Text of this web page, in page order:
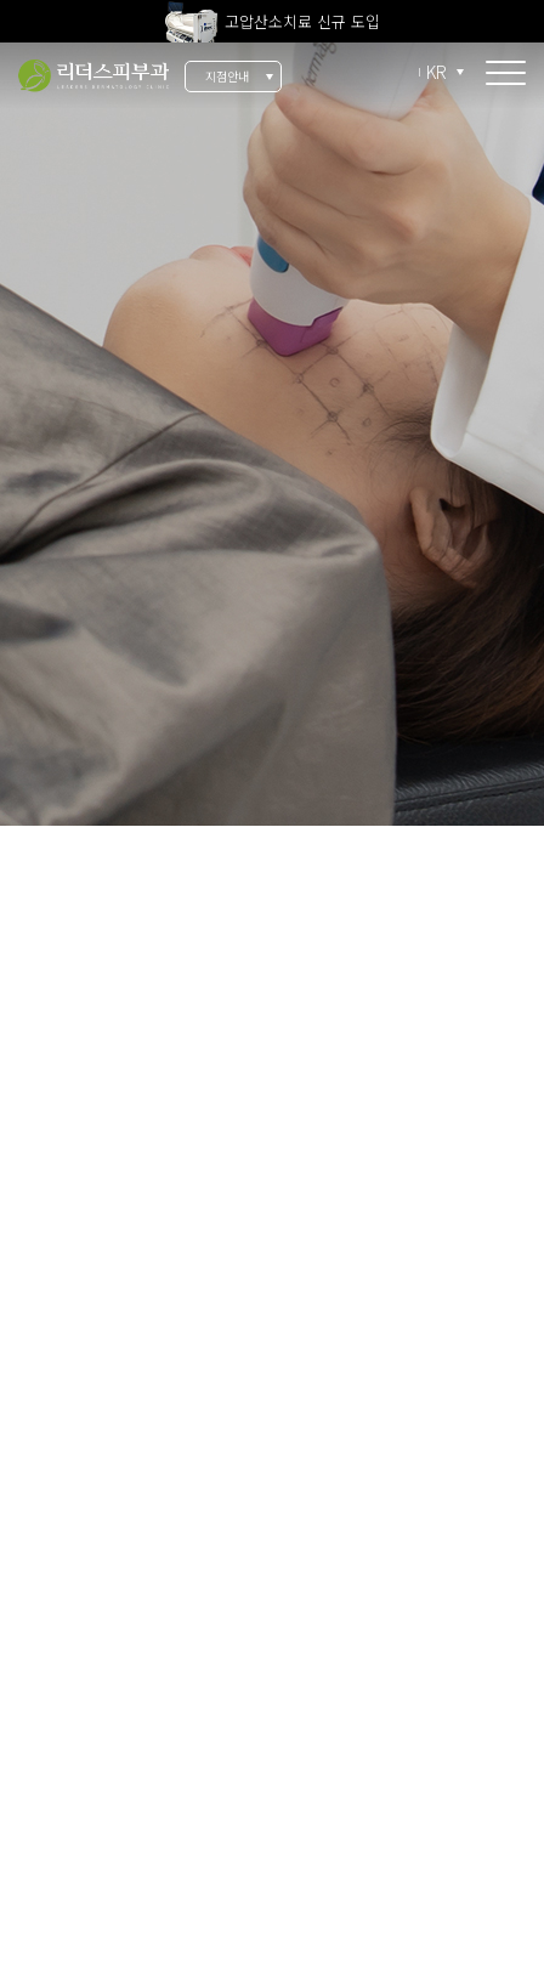
고압산소치료 신규 도입
전 지점 피부과 전문의 진료
울쎄라피 프라임 신규 도입
지점안내 KR
소개
리더스 소개
리더스 히스토리
의료진 소개
지점 안내
치료 장비
인재 채용